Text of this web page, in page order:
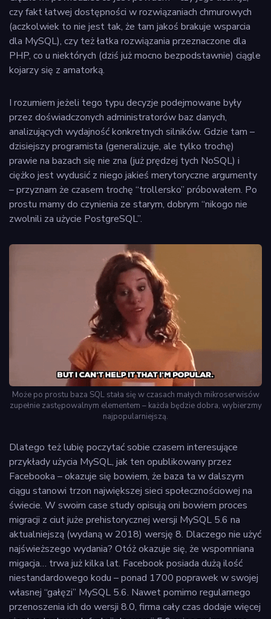
czy fakt łatwej dostępności w rozwiązaniach chmurowych
(aczkolwiek to nie jest tak, że tam jakoś brakuje wsparcia
dla MySQL), czy też łatka rozwiązania przeznaczone dla
PHP, co u niektórych (dziś już mocno bezpodstawnie) ciągle
kojarzy się z amatorką.
I rozumiem jeżeli tego typu decyzje podejmowane były
przez doświadczonych administratorów baz danych,
analizujących wydajność konkretnych silników. Gdzie tam –
dzisiejszy programista (generalizuje, ale tylko trochę)
prawie na bazach się nie zna (już prędzej tych NoSQL) i
ciężko jest wydusić z niego jakieś merytoryczne argumenty
– przyznam że czasem trochę “trollersko” próbowałem. Po
prostu mamy do czynienia ze starym, dobrym “nikogo nie
zwolnili za użycie PostgreSQL”.
Może po prostu baza SQL stała się w czasach małych mikroserwisów
zupełnie zastępowalnym elementem – każda będzie dobra, wybierzmy
najpopularniejszą.
Dlatego też lubię poczytać sobie czasem interesujące
przykłady użycia MySQL, jak ten opublikowany przez
Facebooka – okazuje się bowiem, że baza ta w dalszym
ciągu stanowi trzon największej sieci społecznościowej na
świecie. W swoim case study opisują oni bowiem proces
migracji z ciut juże prehistorycznej wersji MySQL 5.6 na
aktualniejszą (wydaną w 2018) wersję 8. Dlaczego nie użyć
najświeższego wydania? Otóż okazuje się, że wspomniana
migacja… trwa już kilka lat. Facebook posiada dużą ilość
niestandardowego kodu – ponad 1700 poprawek w swojej
własnej “gałęzi” MySQL 5.6. Nawet pomimo regularnego
przenoszenia ich do wersji 8.0, firma cały czas dodaje więcej